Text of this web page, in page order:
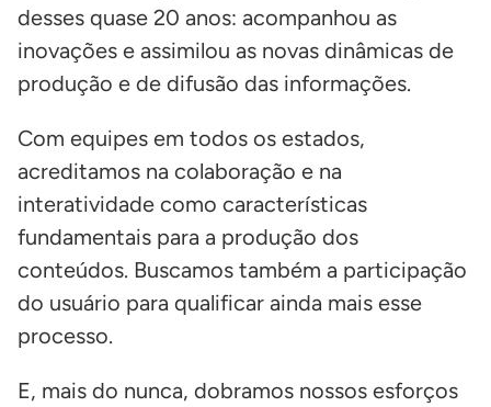
desses quase 20 anos: acompanhou as
inovações e assimilou as novas dinâmicas de
produção e de difusão das informações.
Com equipes em todos os estados,
acreditamos na colaboração e na
interatividade como características
fundamentais para a produção dos
conteúdos. Buscamos também a participação
do usuário para qualificar ainda mais esse
processo.
E, mais do nunca, dobramos nossos esforços